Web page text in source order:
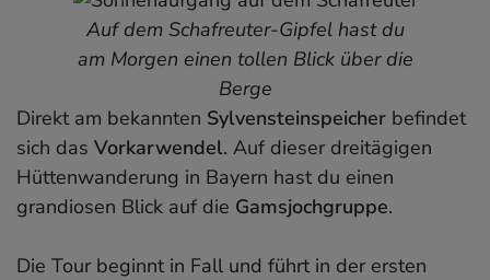
Auf dem Schafreuter-Gipfel hast du
am Morgen einen tollen Blick über die
Berge
Direkt am bekannten Sylvensteinspeicher befindet
sich das Vorkarwendel. Auf dieser dreitägigen
Hüttenwanderung in Bayern hast du einen
grandiosen Blick auf die Gamsjochgruppe.
Die Tour beginnt in Fall und führt in der ersten